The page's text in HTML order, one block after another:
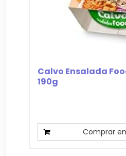
Calvo Ensalada
190g
Comprar